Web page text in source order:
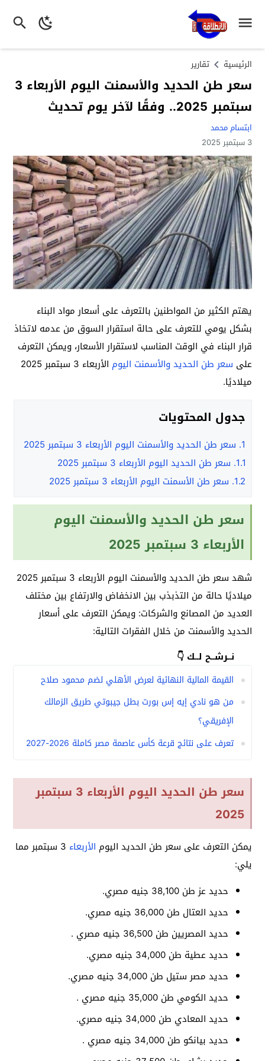
الرئيسية تقارير
سعر طن الحديد والأسمنت اليوم الأربعاء 3
سبتمبر 2025.. وفقًا لآخر يوم تحديث
ابتسام محمد
3 سبتمبر 2025
يهتم الكثير من المواطنين بالتعرف على أسعار مواد البناء
بشكل يومي للتعرف على حالة استقرار السوق من عدمه لاتخاذ
قرار البناء في الوقت المناسب لاستقرار الأسعار، ويمكن التعرف
على سعر طن الحديد والأسمنت اليوم
الأربعاء 3 سبتمبر 2025
ميلاديًا.
جدول المحتويات
1. سعر طن الحديد والأسمنت اليوم الأربعاء 3 سبتمبر 2025
1.1. سعر طن الحديد اليوم الأربعاء 3 سبتمبر 2025
1.2. سعر طن الأسمنت اليوم الأربعاء 3 سبتمبر 2025
سعر طن الحديد والأسمنت اليوم
الأربعاء 3 سبتمبر 2025
شهد سعر طن الحديد والأسمنت اليوم الأربعاء 3 سبتمبر 2025
ميلاديًا حالة من التذبذب بين الانخفاض والارتفاع بين مختلف
العديد من المصانع والشركات: ويمكن التعرف على أسعار
الحديد والأسمنت من خلال الفقرات التالية:
نــرشــح لــك 👇
القيمة المالية النهائية لعرض الأهلي لضم محمود صلاح
من هو نادي إيه إس بورت بطل جيبوتي طريق الزمالك
الإفريقي؟
تعرف على نتائج قرعة كأس عاصمة مصر كاملة 2026-2027
سعر طن الحديد اليوم الأربعاء 3 سبتمبر
2025
يمكن التعرف على سعر طن الحديد اليوم الأربعاء
3 سبتمبر مما
يلي:
حديد عز طن 38,100 جنيه مصري.
حديد العتال طن 36,000 جنيه مصري.
حديد المصريين طن 36,500 جنيه مصري .
حديد عطية طن 34,000 جنيه مصري.
حديد مصر ستيل طن 34,000 جنيه مصري.
حديد الكومي طن 35,000 جنيه مصري .
حديد المعادي طن 34,000 جنيه مصري.
حديد بيانكو طن 34,000 جنيه مصري .